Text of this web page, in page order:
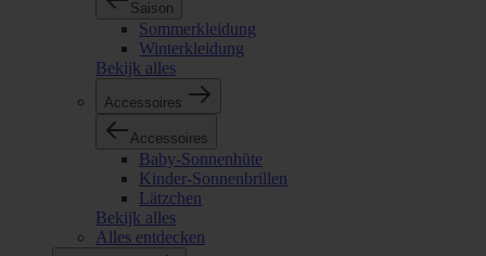
Saison
Sommerkleidung
Winterkleidung
Bekijk alles
Accessoires
Accessoires
Baby-Sonnenhüte
Kinder-Sonnenbrillen
Lätzchen
Bekijk alles
Alles entdecken